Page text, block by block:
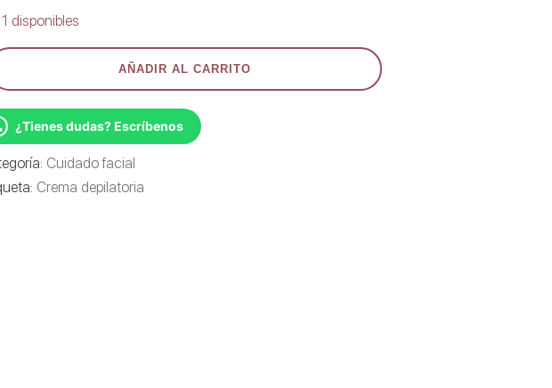
1 disponibles
AÑADIR AL CARRITO
¿Tienes dudas? Escríbenos
Cuidado facial
Crema depilatoria